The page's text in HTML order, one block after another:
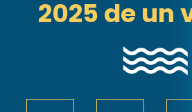
2025 de un